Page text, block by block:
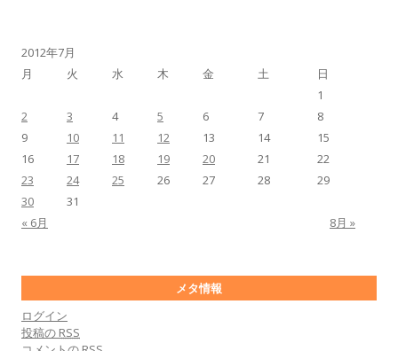
2012年7月
月
火 水 木 金 土 日
« 6月 8月 »
1
2
3 4 5 6 7
8
9
10 11 12 13 14
15
16
17 18 19 20 21
22
23
24 25 26 27 28
29
30
31
メタ情報
ログイン
投稿の RSS